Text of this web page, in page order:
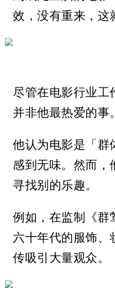
效，没有重来，这
尽管在电影行业工
并非他最热爱的事。
他认为电影是「群
感到无味。然而，
寻找别的乐趣。
例如，在监制《群
六十年代的服饰、
传吸引大量观众。